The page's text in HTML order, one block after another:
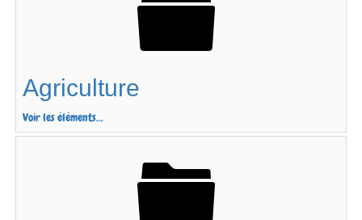
Agriculture
Voir les éléments...